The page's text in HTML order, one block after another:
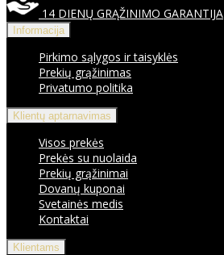
14 DIENŲ GRĄŽINIMO GARANTIJA
Informacija
Pirkimo sąlygos ir taisyklės
Prekių grąžinimas
Privatumo politika
Klientų aptarnavimas
Visos prekės
Prekės su nuolaida
Prekių grąžinimai
Dovanų kuponai
Svetainės medis
Kontaktai
Klientams